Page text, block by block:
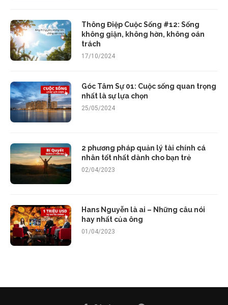
Thông Điệp Cuộc Sống #12: Sống
không giận, không hờn, không oán
trách
17/10/2024
Góc Tâm Sự 01: Cuộc sống quan trọng
nhất là sự lựa chọn
25/05/2024
2 phương pháp quản lý tài chính cá
nhân tốt nhất dành cho bạn trẻ
02/04/2023
Hans Nguyễn là ai – Những câu nói
hay nhất của ông
01/04/2023